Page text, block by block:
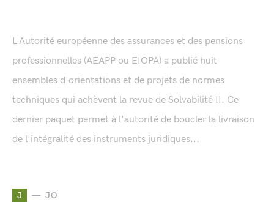
L'Autorité européenne des assurances et des pensions
professionnelles (AEAPP ou EIOPA) a publié huit
ensembles d'orientations et de projets de normes
techniques qui achèvent la revue de Solvabilité II. Ce
dernier paquet permet à l'autorité de boucler la livraison
de l'intégralité des instruments juridiques...
J JO